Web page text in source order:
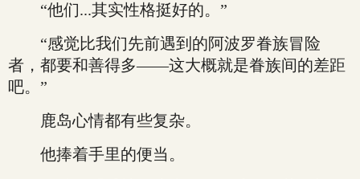
“他们...其实性格挺好的。”
“感觉比我们先前遇到的阿波罗眷族冒险
者，都要和善得多——这大概就是眷族间的差距
吧。”
鹿岛心情都有些复杂。
他捧着手里的便当。